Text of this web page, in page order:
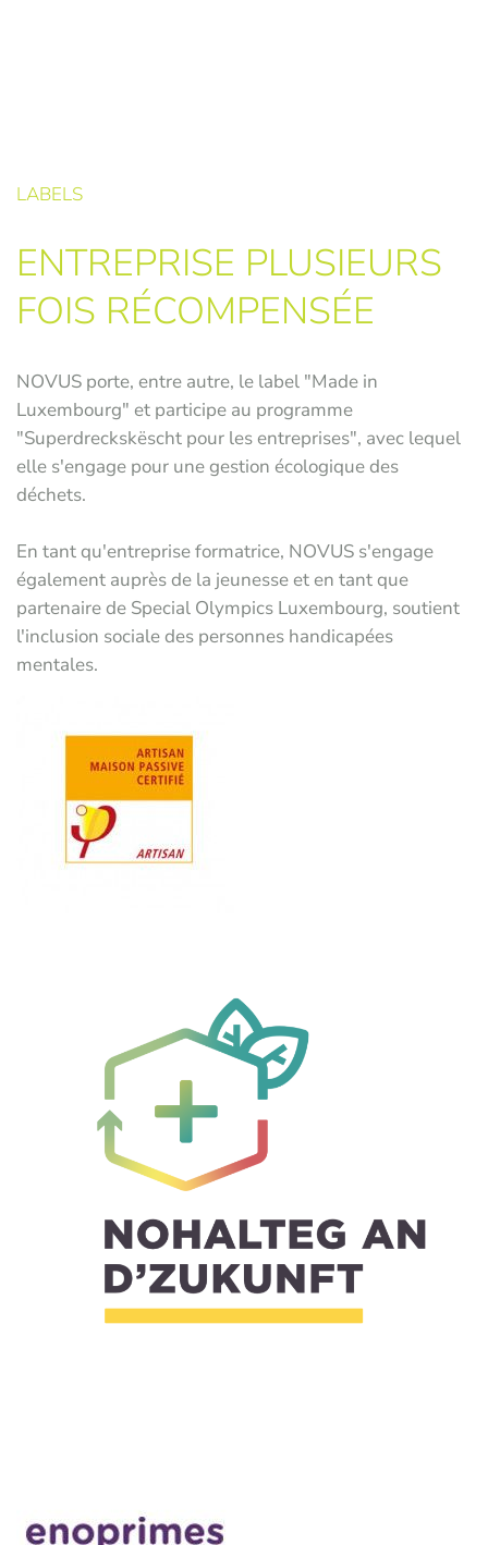
LABELS
ENTREPRISE PLUSIEURS
FOIS RÉCOMPENSÉE
NOVUS porte, entre autre, le label "Made in
Luxembourg" et participe au programme
"Superdreckskëscht pour les entreprises", avec lequel
elle s'engage pour une gestion écologique des
déchets.
En tant qu'entreprise formatrice, NOVUS s'engage
également auprès de la jeunesse et en tant que
partenaire de Special Olympics Luxembourg, soutient
l'inclusion sociale des personnes handicapées
mentales.